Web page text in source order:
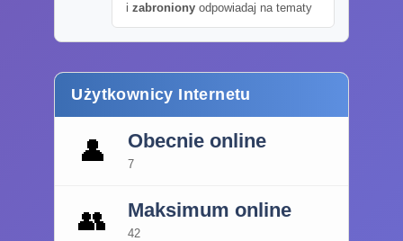
izabroniony odpowiadaj na tematy
Użytkownicy Internetu
👤 Obecnie online
7
👥 Maksimum online
42